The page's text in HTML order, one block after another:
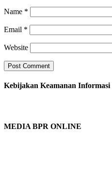
Name *
Email *
Website
Kebijakan Keamanan
MEDIA BPR ONLINE